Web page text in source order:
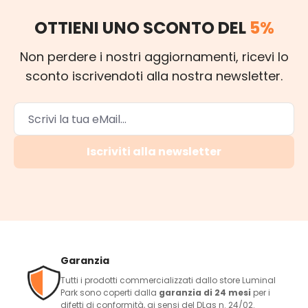
OTTIENI UNO SCONTO DEL 5%
Non perdere i nostri aggiornamenti, ricevi lo
sconto iscrivendoti alla nostra newsletter.
Iscriviti alla newsletter
Garanzia
Tutti i prodotti commercializzati dallo store Luminal
Park sono coperti dalla garanzia di 24 mesi per i
difetti di conformità, ai sensi del DLgs n. 24/02.